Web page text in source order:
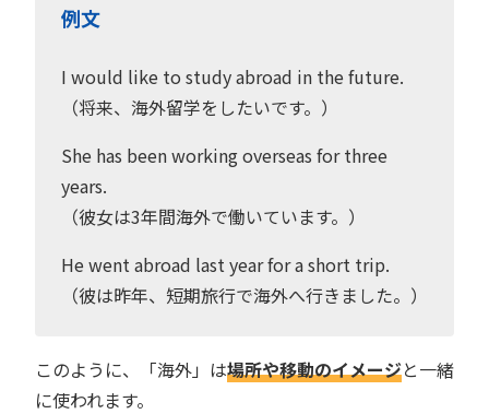
例文
I would like to study abroad in the future.
（将来、海外留学をしたいです。）
She has been working overseas for three
years.
（彼女は3年間海外で働いています。）
He went abroad last year for a short trip.
（彼は昨年、短期旅行で海外へ行きました。）
このように、「海外」は場所や移動のイメージと一緒
に使われます。